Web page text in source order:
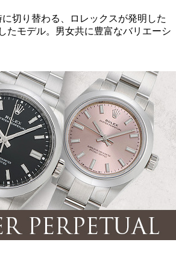
切り替わる、ロレックスが発明した
たモデル。男女共に豊富なバリエーシ